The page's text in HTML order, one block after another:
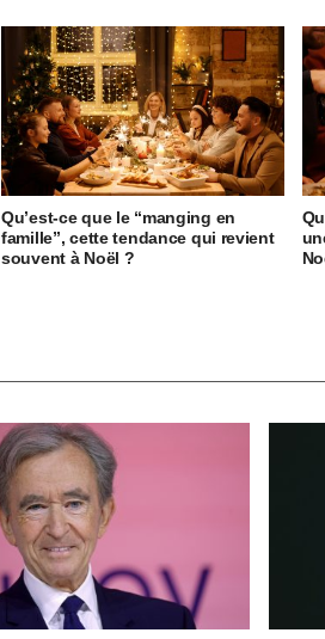
Qu’est-ce que le “manging en
famille”, cette tendance qui revient
souvent à Noël ?